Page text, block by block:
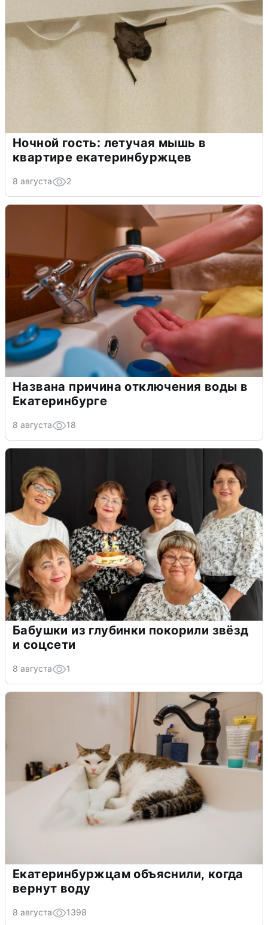
Ночной гость: летучая мышь в
квартире екатеринбуржцев
8 августа 2
Названа причина отключения воды в
Екатеринбурге
8 августа 18
Бабушки из глубинки покорили звёзд
и соцсети
8 августа 1
Екатеринбуржцам объяснили, когда
вернут воду
8 августа 1398